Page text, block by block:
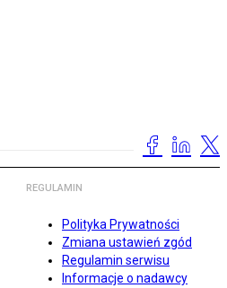
REGULAMIN
Polityka Prywatności
Zmiana ustawień zgód
Regulamin serwisu
Informacje o nadawcy